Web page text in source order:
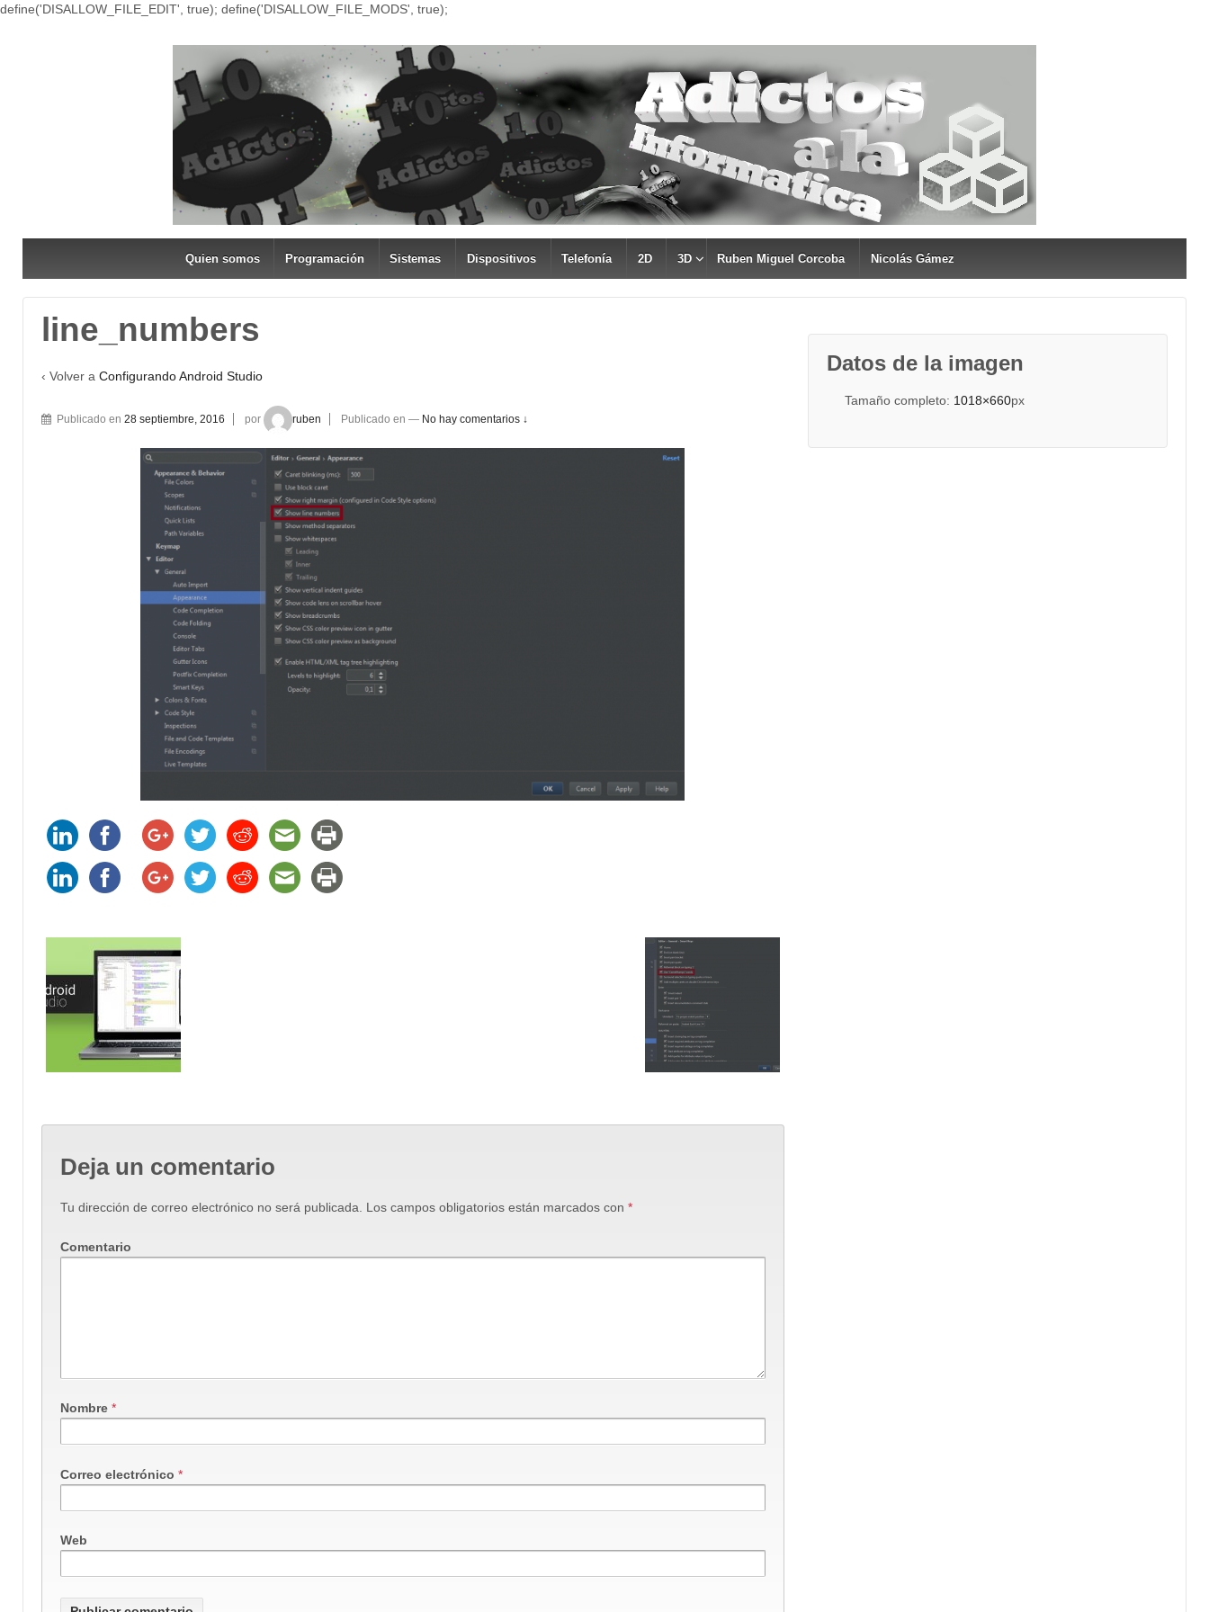
define('DISALLOW_FILE_EDIT', true); define('DISALLOW_FILE_MODS', true);
Quien somos Programación Sistemas Dispositivos Telefonía 2D 3D Ruben Miguel Corcoba Nicolás Gámez
line_numbers
‹ Volver a Configurando Android Studio
Publicado en 28 septiembre, 2016 por ruben Publicado en — No hay comentarios ↓
Deja un comentario
Tu dirección de correo electrónico no será publicada. Los campos obligatorios están marcados con *
Comentario
Nombre *
Correo electrónico *
Web
Datos de la imagen
Tamaño completo: 1018×660px